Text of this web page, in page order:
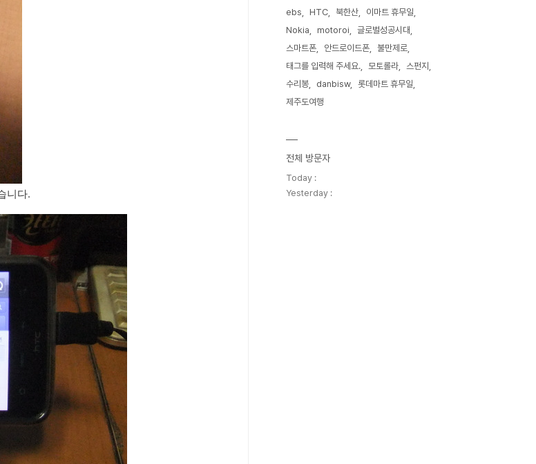
니다.
ebs
HTC 북한산
이마트 휴무일
Nokia
motoroi
글로벌성공시대
스마트폰
안드로이드폰
불만제로
태그를 입력해 주세요.
모토롤라
스펀지
수리봉
danbisw
롯데마트 휴무일
제주도여행
전체 방문자
Today :
Yesterday :